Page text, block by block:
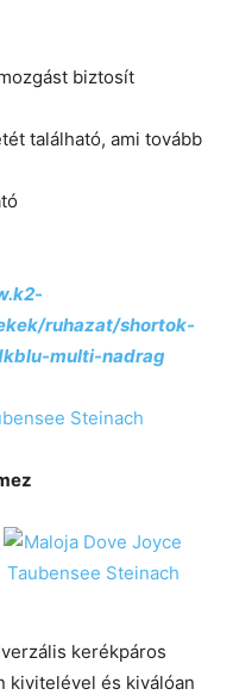
biztosít
található, ami tovább
ruhazat/shortok-
multi-nadrag
kerékpáros
kivitelével és kiválóan